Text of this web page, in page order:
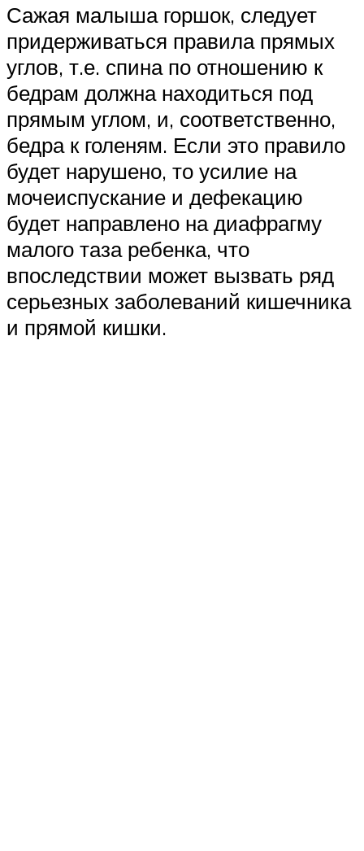
Сажая малыша горшок, следует
придерживаться правила прямых
углов, т.е. спина по отношению к
бедрам должна находиться под
прямым углом, и, соответственно,
бедра к голеням. Если это правило
будет нарушено, то усилие на
мочеиспускание и дефекацию
будет направлено на диафрагму
малого таза ребенка, что
впоследствии может вызвать ряд
серьезных заболеваний кишечника
и прямой кишки.